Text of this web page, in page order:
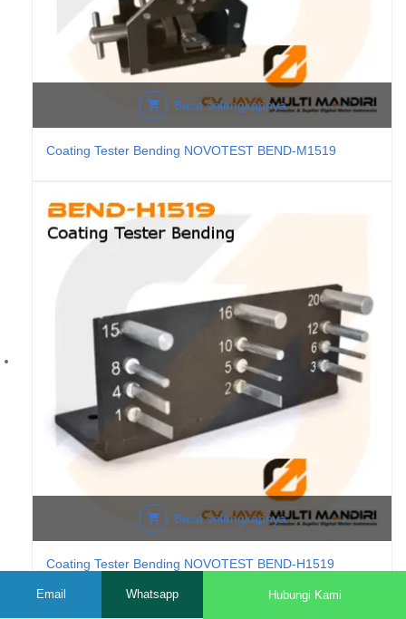
Baca selengkapnya
Coating Tester Bending NOVOTEST BEND-M1519
Baca selengkapnya
Coating Tester Bending NOVOTEST BEND-H1519
Email Whatsapp Hubungi Kami